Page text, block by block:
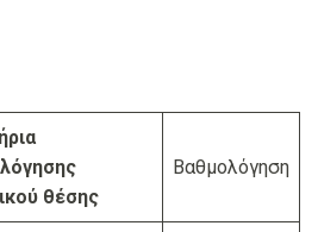
θέσης
Βαθμολόγηση